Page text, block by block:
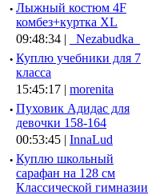
· Лыжный костюм 4F
комбез+куртка XL
09:48:34 |
_Nezabudka_
· Куплю учебники для 7
класса
15:45:17 | morenita
· Пуховик Адидас для
девочки 158-164
00:53:45 | InnaLud
· Куплю школьный
сарафан на 128 см
Классической гимназии